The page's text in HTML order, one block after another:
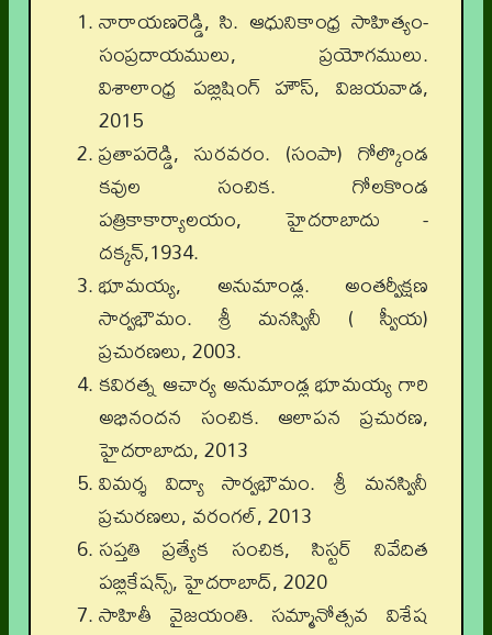
నారాయణరెడ్డి, సి. ఆధునికాంధ్ర సాహిత్యం-
సంప్రదాయములు, ప్రయోగములు.
విశాలాంధ్ర పబ్లిషింగ్ హౌస్, విజయవాడ,
2015
ప్రతాపరెడ్డి, సురవరం. (సంపా) గోల్కొండ
కవుల సంచిక. గోలకొండ
పత్రికాకార్యాలయం, హైదరాబాదు -
దక్కన్,1934.
భూమయ్య, అనుమాండ్ల. అంతర్వీక్షణ
సార్వభౌమం. శ్రీ మనస్వినీ ( స్వీయ)
ప్రచురణలు, 2003.
కవిరత్న ఆచార్య అనుమాండ్ల భూమయ్య గారి
అభినందన సంచిక. ఆలాపన ప్రచురణ,
హైదరాబాదు, 2013
విమర్శ విద్యా సార్వభౌమం. శ్రీ మనస్వినీ
ప్రచురణలు, వరంగల్, 2013
సప్తతి ప్రత్యేక సంచిక, సిస్టర్ నివేదిత
పబ్లికేషన్స్, హైదరాబాద్, 2020
సాహితీ వైజయంతి. సమ్మానోత్సవ విశేష